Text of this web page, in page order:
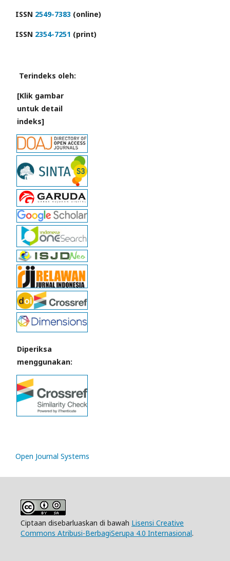
ISSN 2549-7383 (online)
ISSN 2354-7251 (print)
Terindeks oleh:
[Klik gambar
untuk detail
indeks]
Diperiksa
menggunakan:
Open Journal Systems
Ciptaan disebarluaskan di bawah Lisensi Creative
Commons Atribusi-BerbagiSerupa 4.0 Internasional.